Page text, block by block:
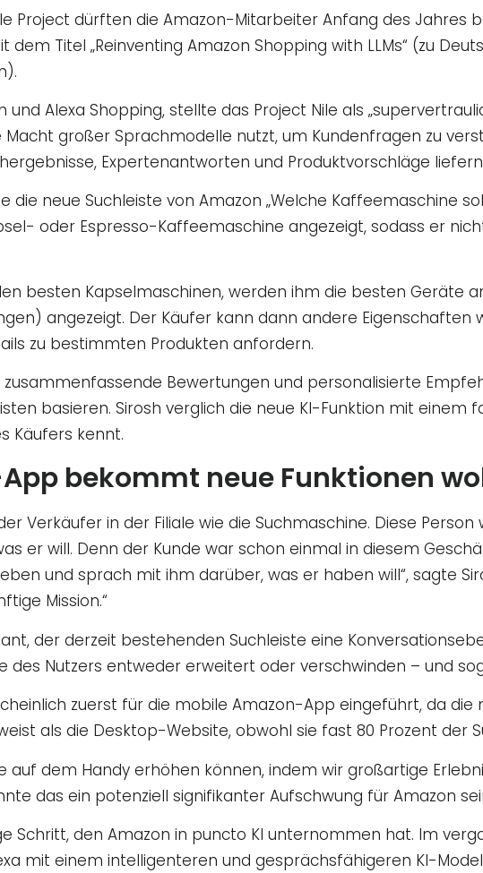
Project dürften die Amazon-Mitarbeiter Anfang des Jahres
Titel „Reinventing Amazon Shopping with LLMs“ (zu
und Alexa Shopping, stellte das Project Nile als
Macht großer Sprachmodelle nutzt, um Kundenfragen zu
Expertenantworten und Produktvorschläge
die neue Suchleiste von Amazon „Welche Kaffeemaschine
oder Espresso-Kaffeemaschine angezeigt, sodass er
besten Kapselmaschinen, werden ihm die besten Geräte
angezeigt. Der Käufer kann dann andere Eigenschaften
zu bestimmten Produkten anfordern.
Bewertungen und personalisierte
basieren. Sirosh verglich die neue KI-Funktion mit einem
Käufers kennt.
bekommt neue Funktionen
Verkäufer in der Filiale wie die Suchmaschine. Diese Person
er will. Denn der Kunde war schon einmal in diesem
und sprach mit ihm darüber, was er haben will“, sagte
Mission.“
der derzeit bestehenden Suchleiste eine
des Nutzers entweder erweitert oder verschwinden – und
zuerst für die mobile Amazon-App eingeführt, da die
als die Desktop-Website, obwohl sie fast 80 Prozent der
auf dem Handy erhöhen können, indem wir großartige
das ein potenziell signifikanter Aufschwung für Amazon
Schritt, den Amazon in puncto KI unternommen hat. Im
mit einem intelligenteren und gesprächsfähigeren KI-